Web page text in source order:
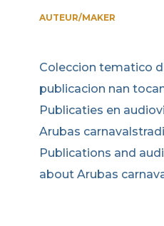
AUTEUR/MAKER
Coleccion tematico
publicacion nan
Publicaties en
Arubas
Publications and
about Arubas